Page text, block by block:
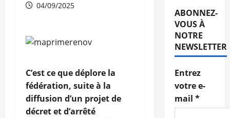
04/09/2025
C’est ce que déplore la
fédération, suite à la
diffusion d’un projet de
décret et d’arrêté
ABONNEZ-
VOUS À
NOTRE
NEWSLETTER
Entrez
votre e-
mail *